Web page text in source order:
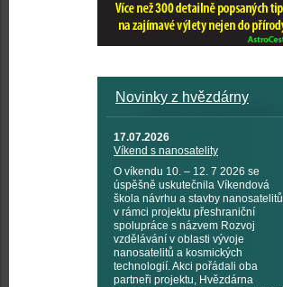
Novinky z hvězdárny
17.07.2026
Víkend s nanosatelity
O víkendu 10. – 12. 7 2026 se
úspěšně uskutečnila Víkendová
škola návrhu a stavby nanosatelitů
v rámci projektu přeshraniční
spolupráce s názvem Rozvoj
vzdělávání v oblasti vývoje
nanosatelitů a kosmických
technologií. Akci pořádali oba
partneři projektu, Hvězdárna